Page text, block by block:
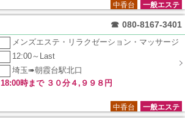
一般エステ
中香台
☎ 080-8167-3401
メンズエステ・リラクゼーション・マッサージ
12:00～Last
埼玉➠朝霞台駅北口
18:00時まで ３０分４,９９８円
一般エステ
中香台